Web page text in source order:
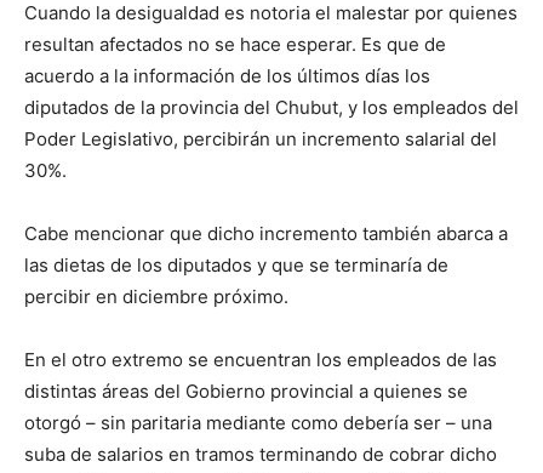
Cuando la desigualdad es notoria el malestar por quienes
resultan afectados no se hace esperar. Es que de
acuerdo a la información de los últimos días los
diputados de la provincia del Chubut, y los empleados del
Poder Legislativo, percibirán un incremento salarial del
30%.
Cabe mencionar que dicho incremento también abarca a
las dietas de los diputados y que se terminaría de
percibir en diciembre próximo.
En el otro extremo se encuentran los empleados de las
distintas áreas del Gobierno provincial a quienes se
otorgó – sin paritaria mediante como debería ser – una
suba de salarios en tramos terminando de cobrar dicho